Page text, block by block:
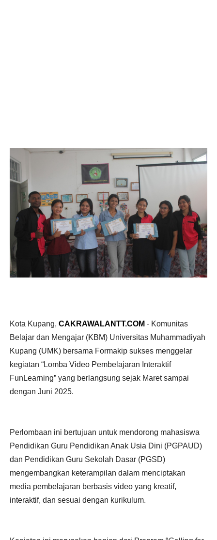
Kota Kupang, CAKRAWALANTT.COM - Komunitas
Belajar dan Mengajar (KBM) Universitas Muhammadiyah
Kupang (UMK) bersama Formakip sukses menggelar
kegiatan “Lomba Video Pembelajaran Interaktif
FunLearning” yang berlangsung sejak Maret sampai
dengan Juni 2025.
Perlombaan ini bertujuan untuk mendorong mahasiswa
Pendidikan Guru Pendidikan Anak Usia Dini (PGPAUD)
dan Pendidikan Guru Sekolah Dasar (PGSD)
mengembangkan keterampilan dalam menciptakan
media pembelajaran berbasis video yang kreatif,
interaktif, dan sesuai dengan kurikulum.